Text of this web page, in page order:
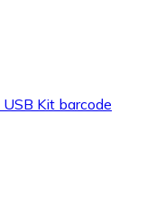
Kit barcode